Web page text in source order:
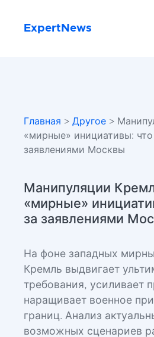
ExpertNews
Главная > Другое >
«мирные» инициативы: что
заявлениями Москвы
Манипуляции
«мирные»
за заявлениями
На фоне западных
Кремль выдвигает
требования, усиливает
наращивает военное
границ. Анализ
возможных сценариев